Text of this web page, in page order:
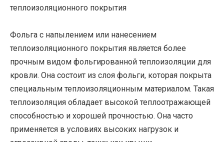
Фольга с напылением или нанесением
теплоизоляционного покрытия является более
прочным видом фольгированной теплоизоляции для
кровли. Она состоит из слоя фольги, которая покрыта
специальным теплоизоляционным материалом. Такая
теплоизоляция обладает высокой теплоотражающей
способностью и хорошей прочностью. Она часто
применяется в условиях высоких нагрузок и